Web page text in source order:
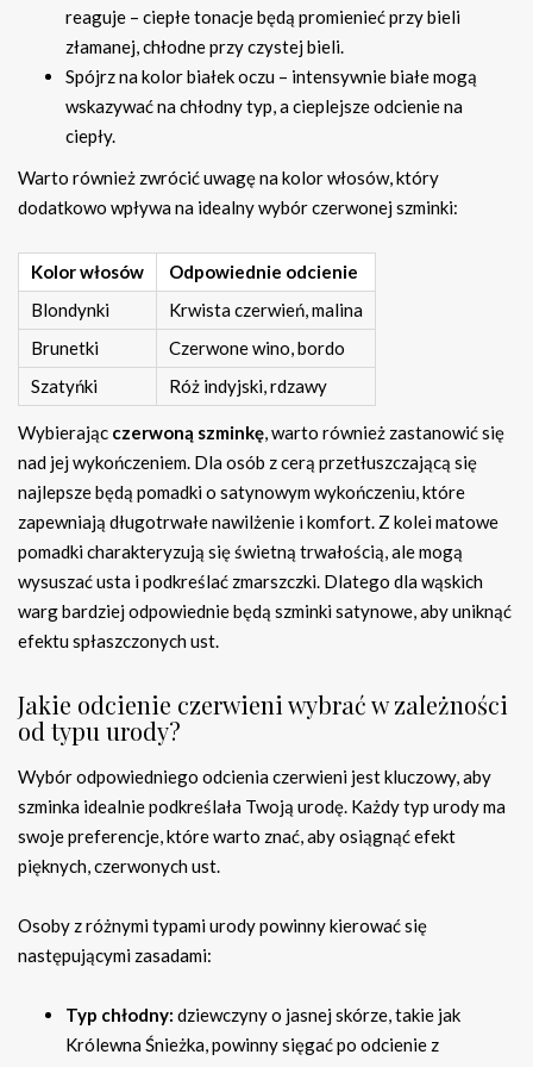
reaguje – ciepłe tonacje będą promienieć przy bieli
złamanej, chłodne przy czystej bieli.
Spójrz na kolor białek oczu – intensywnie białe mogą
wskazywać na chłodny typ, a cieplejsze odcienie na
ciepły.
Warto również zwrócić uwagę na kolor włosów, który
dodatkowo wpływa na idealny wybór czerwonej szminki:
Kolor włosów
Odpowiednie odcienie
Blondynki
Krwista czerwień, malina
Brunetki
Czerwone wino, bordo
Szatyńki
Róż indyjski, rdzawy
Wybierając czerwoną szminkę, warto również zastanowić się
nad jej wykończeniem. Dla osób z cerą przetłuszczającą się
najlepsze będą pomadki o satynowym wykończeniu, które
zapewniają długotrwałe nawilżenie i komfort. Z kolei matowe
pomadki charakteryzują się świetną trwałością, ale mogą
wysuszać usta i podkreślać zmarszczki. Dlatego dla wąskich
warg bardziej odpowiednie będą szminki satynowe, aby uniknąć
efektu spłaszczonych ust.
Jakie odcienie czerwieni wybrać w zależności
od typu urody?
Wybór odpowiedniego odcienia czerwieni jest kluczowy, aby
szminka idealnie podkreślała Twoją urodę. Każdy typ urody ma
swoje preferencje, które warto znać, aby osiągnąć efekt
pięknych, czerwonych ust.
Osoby z różnymi typami urody powinny kierować się
następującymi zasadami:
Typ chłodny: dziewczyny o jasnej skórze, takie jak
Królewna Śnieżka, powinny sięgać po odcienie z